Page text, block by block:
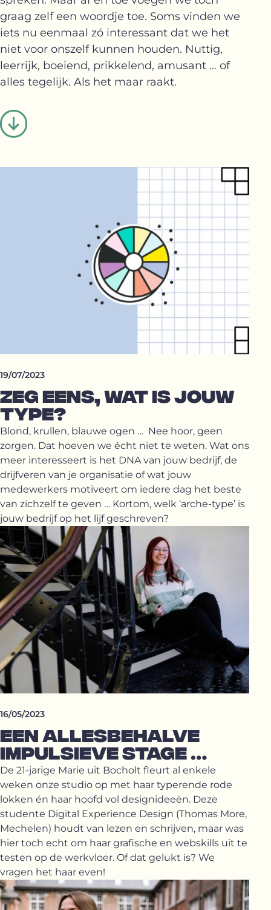
graag zelf een woordje toe. Soms vinden we
iets nu eenmaal zó interessant dat we het
niet voor onszelf kunnen houden. Nuttig,
leerrijk, boeiend, prikkelend, amusant … of
alles tegelijk. Als het maar raakt.
19/07/2023
ZEG EENS, WAT IS JOUW
TYPE?
Blond, krullen, blauwe ogen … Nee hoor, geen
zorgen. Dat hoeven we écht niet te weten. Wat ons
meer interesseert is het DNA van jouw bedrijf, de
drijfveren van je organisatie of wat jouw
medewerkers motiveert om iedere dag het beste
van zichzelf te geven … Kortom, welk ‘arche-type’ is
jouw bedrijf op het lijf geschreven?
16/05/2023
EEN ALLESBEHALVE
IMPULSIEVE STAGE …
De 21-jarige Marie uit Bocholt fleurt al enkele
weken onze studio op met haar typerende rode
lokken én haar hoofd vol designideeën. Deze
studente Digital Experience Design (Thomas More,
Mechelen) houdt van lezen en schrijven, maar was
hier toch echt om haar grafische en webskills uit te
testen op de werkvloer. Of dat gelukt is? We
vragen het haar even!